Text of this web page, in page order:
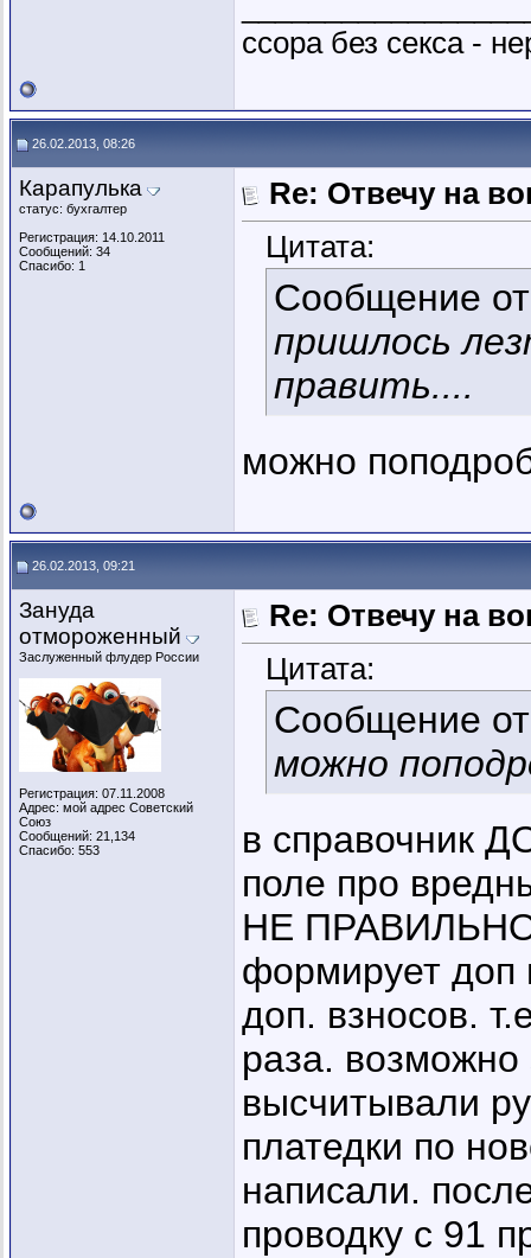
ссора без секса -
26.02.2013, 08:26
Карапулька
статус: бухгалтер
Регистрация: 14.10.2011
Сообщений: 34
Спасибо: 1
Re: Отвечу на
Цитата:
Сообщение
пришлось
править....
можно
26.02.2013, 09:21
Зануда
отмороженный
Заслуженный флудер России
Регистрация: 07.11.2008
Адрес: мой адрес Советский
Союз
Сообщений: 21,134
Спасибо: 553
Re: Отвечу на
Цитата:
Сообщение
можно
в справочник
поле про
НЕ
формирует доп
доп. взносов.
раза.
высчитывали
платедки по
написали.
проводку с 91